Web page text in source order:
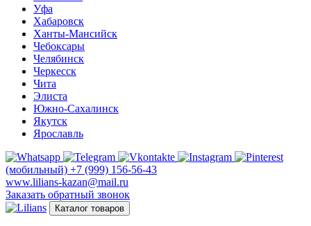
Уфа
Хабаровск
Ханты-Мансийск
Чебоксары
Челябинск
Черкесск
Чита
Элиста
Южно-Сахалинск
Якутск
Ярославль
(мобильный) +7 (999) 156-56-43
www.lilians-kazan@mail.ru
Заказать обратный звонок
Каталог товаров